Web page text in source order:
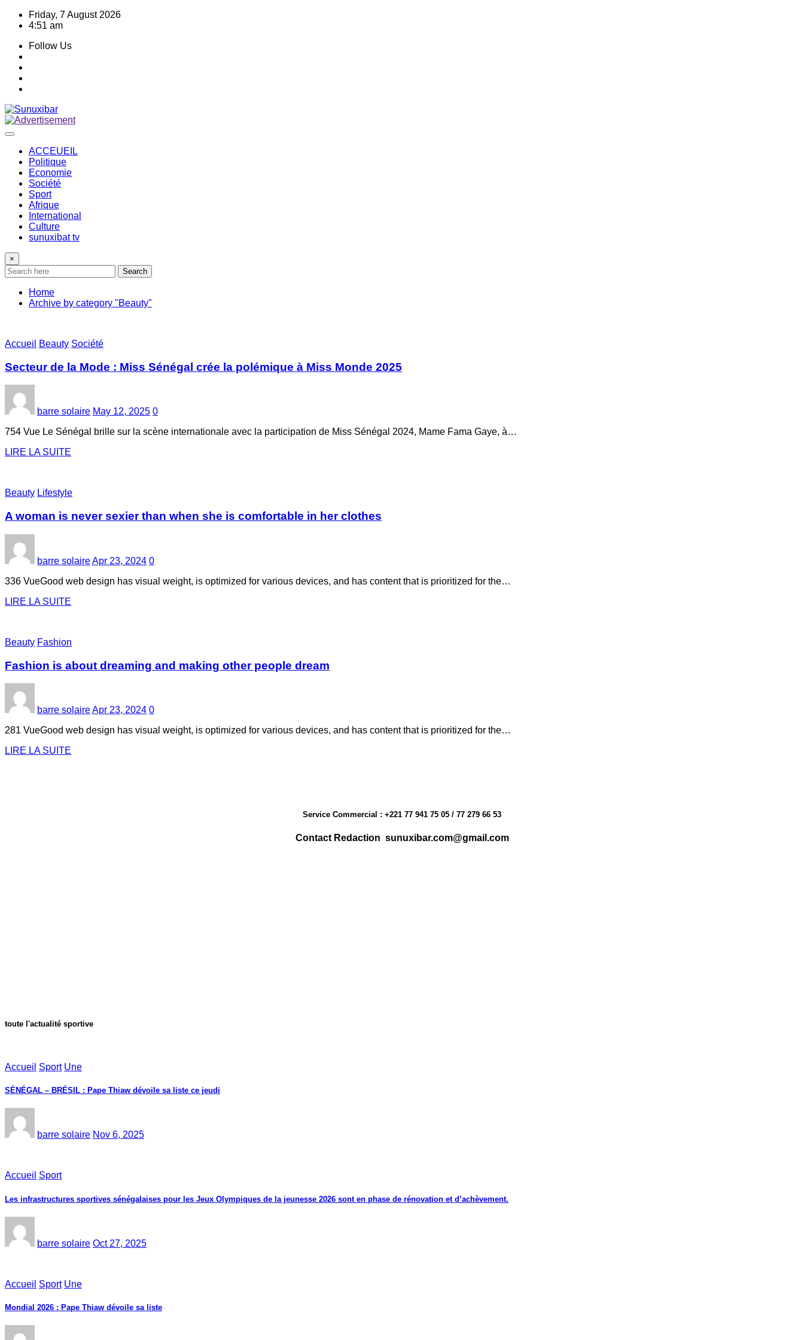
Skip
Friday, 7 August 2026
4:51 am
Follow Us
ACCEUEIL
Politique
Economie
Société
Sport
Afrique
International
Culture
sunuxibat tv
×
Search
Home
Archive by category "Beauty"
Accueil Beauty Société
Secteur de la Mode : Miss Sénégal crée la polémique à Miss Monde 2025
barre solaire May 12, 2025 0
754 Vue Le Sénégal brille sur la scène internationale avec la participation de Miss Sénégal 2024, Mame Fama Gaye, à…
LIRE LA SUITE
Beauty Lifestyle
A woman is never sexier than when she is comfortable in her clothes
barre solaireApr 23, 2024 0
336 VueGood web design has visual weight, is optimized for various devices, and has content that is prioritized for the…
LIRE LA SUITE
Beauty Fashion
Fashion is about dreaming and making other people dream
barre solaireApr 23, 2024 0
281 VueGood web design has visual weight, is optimized for various devices, and has content that is prioritized for the…
LIRE LA SUITE
Service Commercial : +221 77 941 75 05 / 77 279 66 53
Contact Redaction sunuxibar.com@gmail.com
toute l'actualité sportive
Accueil Sport Une
SÉNÉGAL – BRÉSIL : Pape Thiaw dévoile sa liste ce jeudi
barre solaire Nov 6, 2025
Accueil Sport
Les infrastructures sportives sénégalaises pour les Jeux Olympiques de la jeunesse 2026 sont en phase de rénovation et d’achèvement.
barre solaire Oct 27, 2025
Accueil Sport Une
Mondial 2026 : Pape Thiaw dévoile sa liste